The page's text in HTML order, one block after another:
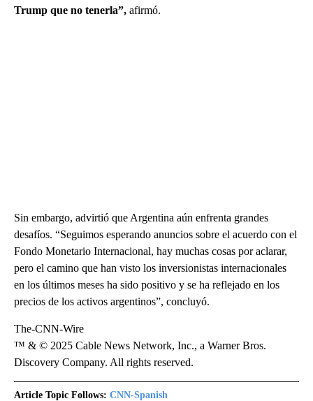
Trump que no tenerla”, afirmó.
Sin embargo, advirtió que Argentina aún enfrenta grandes
desafíos. “Seguimos esperando anuncios sobre el acuerdo con el
Fondo Monetario Internacional, hay muchas cosas por aclarar,
pero el camino que han visto los inversionistas internacionales
en los últimos meses ha sido positivo y se ha reflejado en los
precios de los activos argentinos”, concluyó.
The-CNN-Wire
™ & © 2025 Cable News Network, Inc., a Warner Bros.
Discovery Company. All rights reserved.
Article Topic Follows: CNN-Spanish